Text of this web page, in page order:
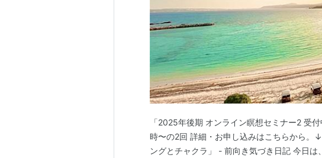
「2025年後期 オンライン瞑想セミナー2 受
時〜の2回 詳細・お申し込みはこちらから。
ングとチャクラ」 - 前向き気づき日記 今日